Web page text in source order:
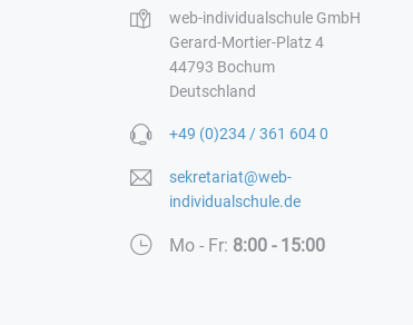
web-individualschule GmbH
Gerard-Mortier-Platz 4
44793 Bochum
Deutschland
+49 (0)234 / 361 604 0
sekretariat@web-
individualschule.de
Mo - Fr: 8:00 - 15:00